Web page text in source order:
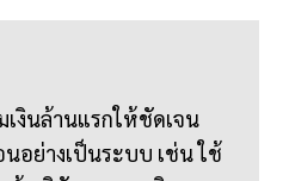
เงินล้านแรกให้ชัดเจน
อย่างเป็นระบบ เช่น ใช้